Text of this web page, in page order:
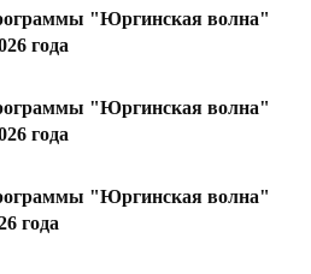
"Юргинская волна"
года
"Юргинская волна"
года
"Юргинская волна"
года